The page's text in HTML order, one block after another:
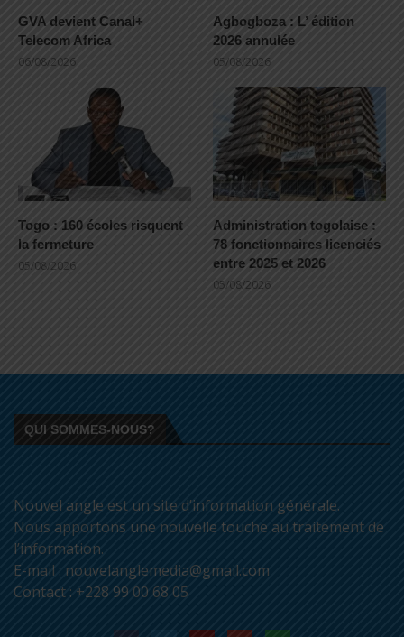
GVA devient Canal+
Telecom Africa
06/08/2026
Agbogboza : L’ édition
2026 annulée
05/08/2026
Togo : 160 écoles risquent
la fermeture
05/08/2026
Administration togolaise :
78 fonctionnaires licenciés
entre 2025 et 2026
05/08/2026
QUI SOMMES-NOUS?
Nouvel angle est un site d’information générale.
Nous apportons une nouvelle touche au traitement de
l’information.
E-mail : nouvelanglemedia@gmail.com
Contact : +228 99 00 68 05